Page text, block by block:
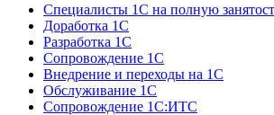
Специалисты 1C на полную
Доработка 1C
Разработка 1C
Сопровождение 1C
Внедрение и переходы на 1C
Обслуживание 1C
Сопровождение 1C:ИТС